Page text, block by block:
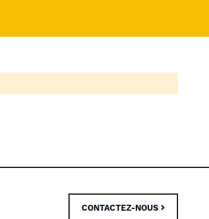
CONTACTEZ-NOUS